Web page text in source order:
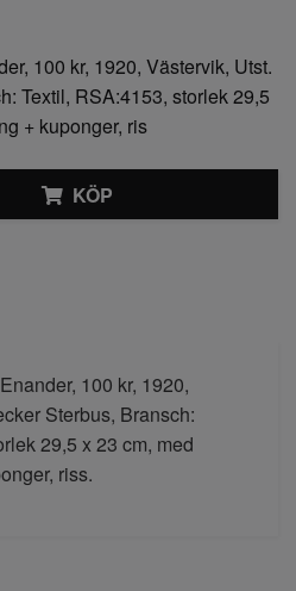
100 kr, 1920, Västervik, Utst.
Textil, RSA:4153, storlek 29,5
+ kuponger, ris
KÖP
100 kr, 1920,
Sterbus, Bransch:
29,5 x 23 cm, med
riss.